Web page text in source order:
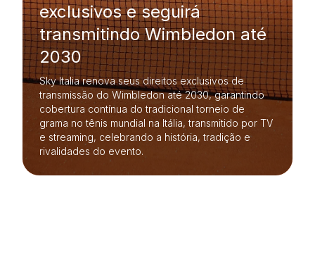
exclusivos e seguirá
transmitindo Wimbledon até
2030
Sky Italia renova seus direitos exclusivos de
transmissão do Wimbledon até 2030, garantindo
cobertura contínua do tradicional torneio de
grama no tênis mundial na Itália, transmitido por TV
e streaming, celebrando a história, tradição e
rivalidades do evento.